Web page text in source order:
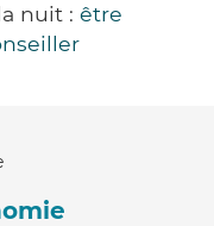
nuit : être